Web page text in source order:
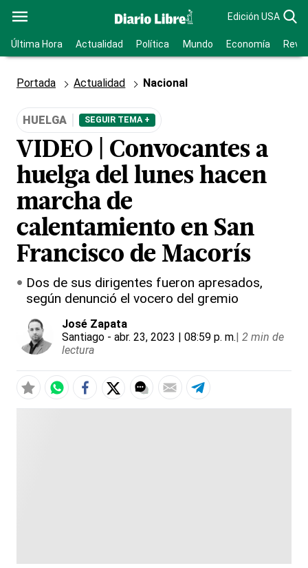
Edición USA
Última Hora Actualidad Política Mundo Economía
Portada Actualidad Nacional
HUELGA SEGUIR TEMA +
VIDEO | Convocantes a
huelga del lunes hacen
marcha de
calentamiento en San
Francisco de Macorís
Dos de sus dirigentes fueron apresados,
según denunció el vocero del gremio
José Zapata
Santiago - abr. 23, 2023 | 08:59 p. m.| 2 min de
lectura